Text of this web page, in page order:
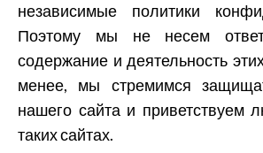
независимые политики
Поэтому мы не несем
содержание и деятельность
менее, мы стремимся
нашего сайта и приветствуем
таких сайтах.